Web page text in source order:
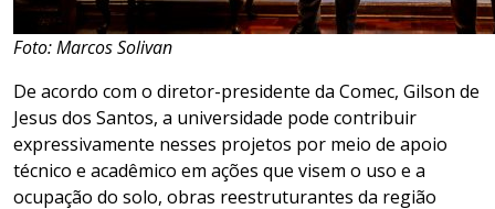
Foto: Marcos Solivan
De acordo com o diretor-presidente da Comec, Gilson de
Jesus dos Santos, a universidade pode contribuir
expressivamente nesses projetos por meio de apoio
técnico e acadêmico em ações que visem o uso e a
ocupação do solo, obras reestruturantes da região